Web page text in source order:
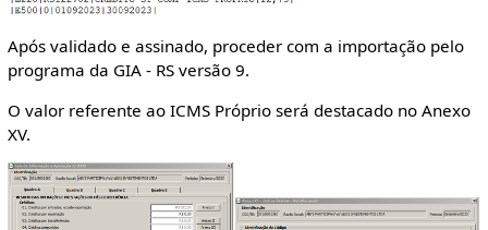
Após validado e assinado, proceder com a importação pelo
programa da GIA - RS versão 9.
O valor referente ao ICMS Próprio será destacado no Anexo
XV.